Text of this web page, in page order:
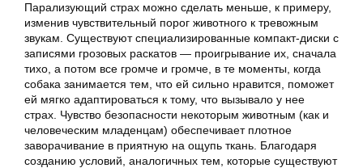
Парализующий страх можно сделать меньше, к примеру,
изменив чувствительный порог животного к тревожным
звукам. Существуют специализированные компакт-диски с
записями грозовых раскатов — проигрывание их, сначала
тихо, а потом все громче и громче, в те моменты, когда
собака занимается тем, что ей сильно нравится, поможет
ей мягко адаптироваться к тому, что вызывало у нее
страх. Чувство безопасности некоторым животным (как и
человеческим младенцам) обеспечивает плотное
заворачивание в приятную на ощупь ткань. Благодаря
созданию условий, аналогичных тем, которые существуют